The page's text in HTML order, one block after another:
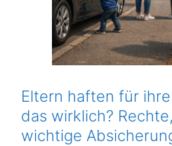
Eltern haften für
das wirklich?
wichtige